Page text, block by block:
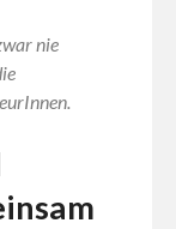
nie